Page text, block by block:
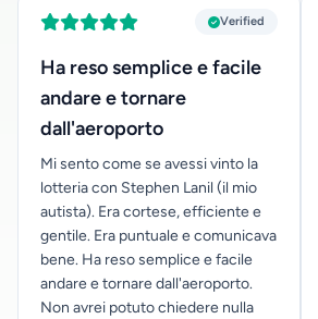
Verified
Ha reso semplice e facile
andare e tornare
dall'aeroporto
Mi sento come se avessi vinto la
lotteria con Stephen Lanil (il mio
autista). Era cortese, efficiente e
gentile. Era puntuale e comunicava
bene. Ha reso semplice e facile
andare e tornare dall'aeroporto.
Non avrei potuto chiedere nulla